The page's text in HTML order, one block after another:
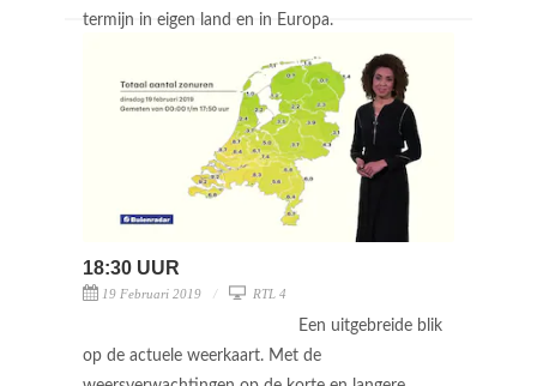
termijn in eigen land en in Europa.
18:30 UUR
19 Februari 2019 RTL 4
Een uitgebreide blik
op de actuele weerkaart. Met de